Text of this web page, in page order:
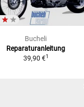
Bucheli
Reparaturanleitung
39,90 €1